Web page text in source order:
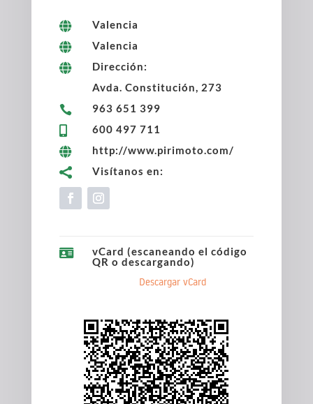

Valencia

Valencia

Dirección:
Avda. Constitución, 273

963 651 399

600 497 711

http://www.pirimoto.com/

Visítanos en:

vCard (escaneando el código
QR o descargando)
Descargar vCard